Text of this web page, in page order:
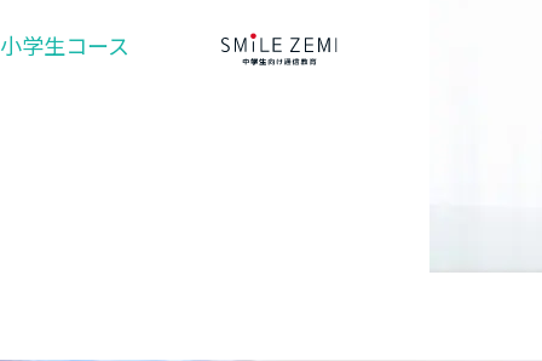
小学生コース